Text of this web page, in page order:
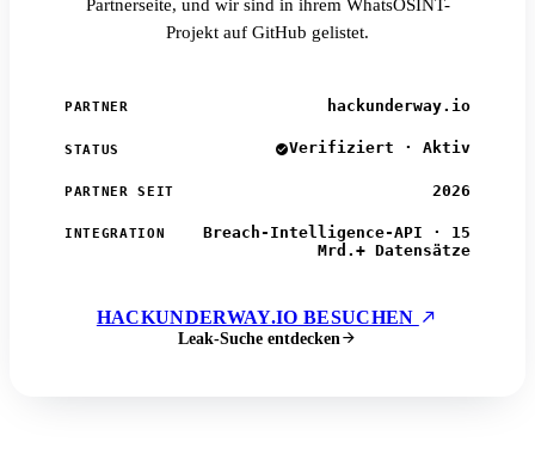
Partnerseite, und wir sind in ihrem WhatsOSINT-
Projekt auf GitHub gelistet.
PARTNER hackunderway.io
STATUS Verifiziert · Aktiv
PARTNER SEIT 2026
INTEGRATION
Breach-Intelligence-API · 15
Mrd.+ Datensätze
HACKUNDERWAY.IO BESUCHEN
Leak-Suche entdecken